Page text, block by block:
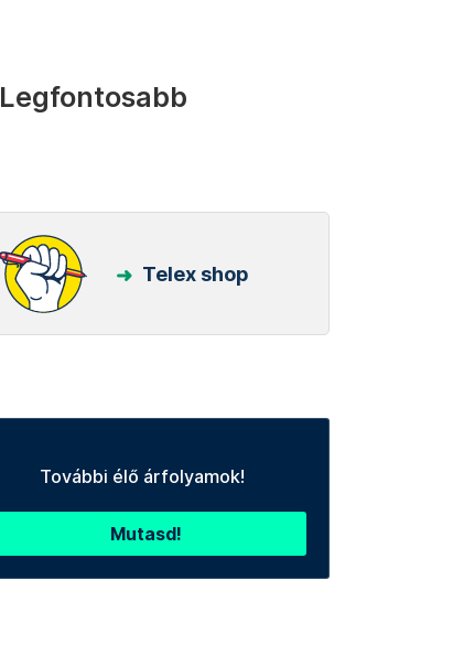
Legfontosabb
Telex shop
További élő árfolyamok!
Mutasd!